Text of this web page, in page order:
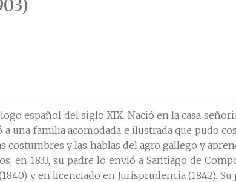
español del siglo XIX. Nació en la casa
a una familia acomodada e ilustrada que pudo
costumbres y las hablas del agro gallego y
en 1833, su padre lo envió a Santiago de
y en licenciado en Jurisprudencia (1842).